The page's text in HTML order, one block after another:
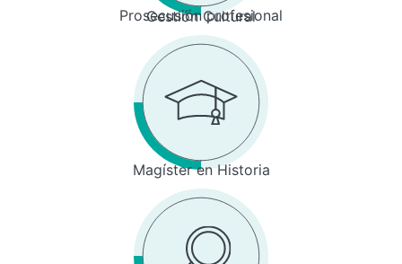
Prosecusión profesional
Gestión Cultural
Magíster en Historia